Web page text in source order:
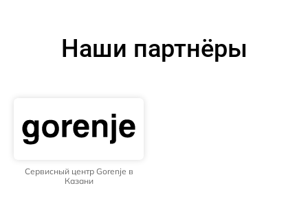
Наши партнёры
Сервисный центр Gorenje в
Казани